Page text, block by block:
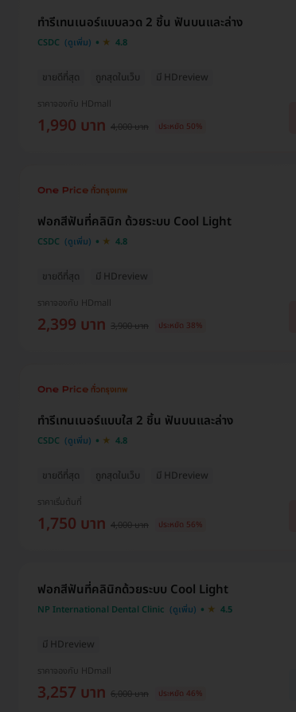
ขายดีที่สุด ถูกสุดในเว็บ มี HDreview
ทำรีเทนเนอร์แบบลวด 2 ชิ้น ฟันบนและล่าง
CSDC 4.8
ราคาจองกับ HDmall
1,990 บาท 4,000 บาท ประหยัด 50%
ขายดีที่สุด มี HDreview
ฟอกสีฟันที่คลินิก ด้วยระบบ Cool Light
CSDC 4.8
ราคาจองกับ HDmall
2,399 บาท 3,900 บาท ประหยัด 38%
ขายดีที่สุด ถูกสุดในเว็บ มี HDreview
ทำรีเทนเนอร์แบบใส 2 ชิ้น ฟันบนและล่าง
CSDC 4.8
ราคาเริ่มต้นที่
1,750 บาท 4,000 บาท ประหยัด 56%
มี HDreview
ฟอกสีฟันที่คลินิกด้วยระบบ Cool Light
NP International Dental Clinic 4.5
ราคาจองกับ HDmall
3,257 บาท 6,000 บาท ประหยัด 46%